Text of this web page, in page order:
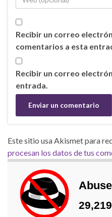
Recibir un correo
comentarios a esta
Recibir un correo
entrada.
Este sitio usa Akismet para
procesan los datos de tus